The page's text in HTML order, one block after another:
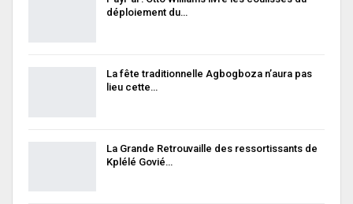
déploiement du…
La fête traditionnelle Agbogboza n’aura pas
lieu cette…
La Grande Retrouvaille des ressortissants de
Kplélé Govié…